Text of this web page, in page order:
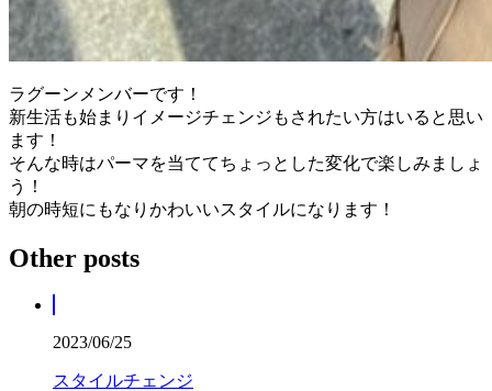
ラグーンメンバーです！
新生活も始まりイメージチェンジもされたい方はいると思い
ます！
そんな時はパーマを当ててちょっとした変化で楽しみましょ
う！
朝の時短にもなりかわいいスタイルになります！
Other posts
2023/06/25
スタイルチェンジ